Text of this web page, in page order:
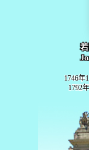
1746年
1792